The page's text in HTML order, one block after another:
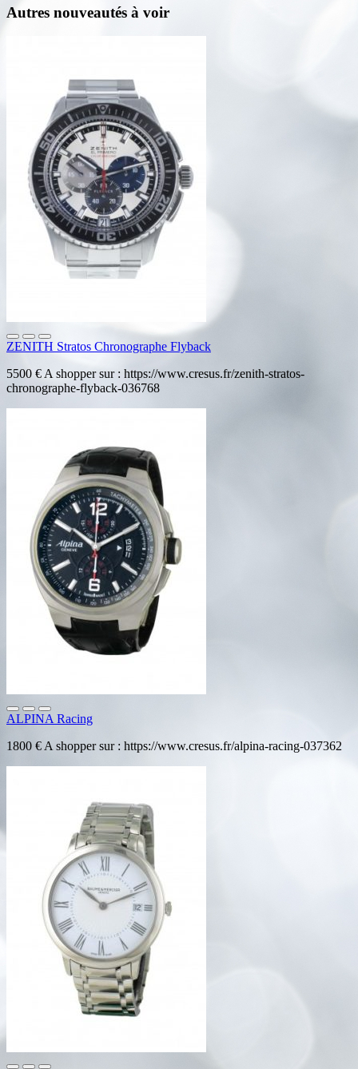
Autres nouveautés à voir
ZENITH Stratos Chronographe Flyback
5500 € A shopper sur : https://www.cresus.fr/zenith-stratos-
chronographe-flyback-036768
ALPINA Racing
1800 € A shopper sur : https://www.cresus.fr/alpina-racing-037362